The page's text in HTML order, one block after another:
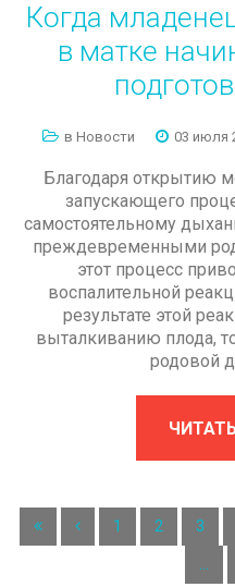
Когда
в матке
в Новости 03 июля
Благодаря открытию
запускающего
самостоятельному
преждевременными
этот процесс
воспалительной
результате этой
выталкиванию плода,
родовой
1 2 3